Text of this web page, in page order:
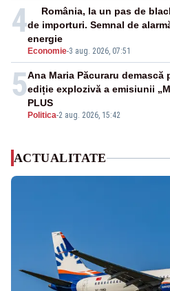
4
Economie-3 aug. 2026, 07:51
România, la un pas de
de importuri. Semnal de
energie
5
Politica-2 aug. 2026, 15:42
Ana Maria Păcuraru
ediție explozivă a emisiunii
PLUS
ACTUALITATE